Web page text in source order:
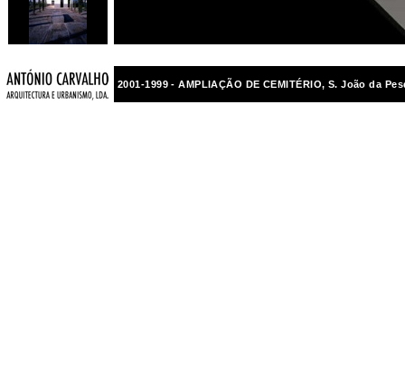
2001-1999 - AMPLIAÇÃO DE CEMITÉRIO, S. João da